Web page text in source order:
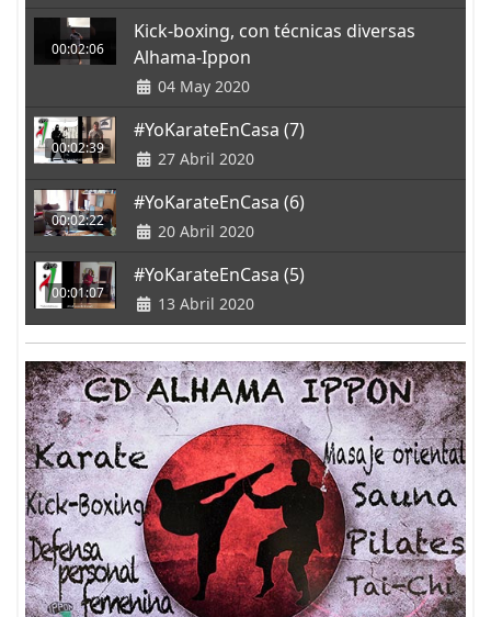
00:02:06
Kick-boxing, con técnicas diversas
Alhama-Ippon
04 May 2020
00:02:39
#YoKarateEnCasa (7)
27 Abril 2020
00:02:22
#YoKarateEnCasa (6)
20 Abril 2020
00:01:07
#YoKarateEnCasa (5)
13 Abril 2020